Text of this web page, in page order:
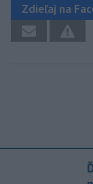
Zdieľaj na